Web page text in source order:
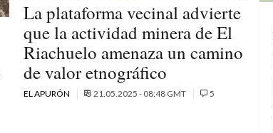
La plataforma vecinal advierte
que la actividad minera de El
Riachuelo amenaza un camino
de valor etnográfico
EL APURÓN 21.05.2025 - 08:48 GMT 5